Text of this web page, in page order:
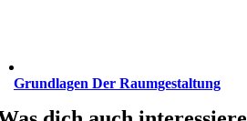
Grundlagen Der Raumgestaltung